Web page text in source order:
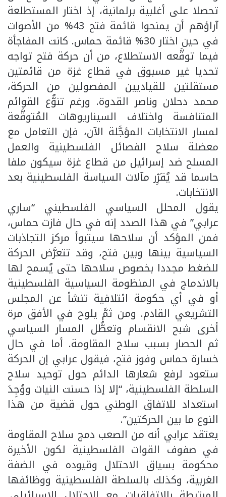
تحصلا على أغلبية برلمانية، إذ اختار المستطلعة
آراؤهم أن يمنحوا قائمة فتح 43% من الأصوات
في حين اختار 30% قائمة حماس. كانت المفاجأة
فيما توقَّعه الاستطلاع، من أن حركة فتح تواجه
تحديا غير مسبوق في قطاع غزة من قائمتين
مستقلتين للقياديين المفصولين من الحركة،
محمد دحلان وناصر القدوة. ورغم تنوُّع القوائم
المتنافسة واختلاف السيناريوهات المُتوقَّعة
لمسار الانتخابات المؤجَّلة الآن، فإن التعامل مع
معضلة سلاح الفصائل الفلسطينية والعمل
المسلح ضد إسرائيل من قطاع غزة سيكون ملفا
حاسما قد يُقرِّر مآلات السياسة الفلسطينية بعد
الانتخابات.
يقول المحلل السياسي الفلسطيني “ساري
عرابي” في هذا الصدد إنه في حال فازت حماس،
فمن المؤكد أن سلاحها سيتبوأ مركز التجاذبات
السياسية بينها وبين فتح، وقد تتعرَّض الحركة
للضغط مجددا بخصوص سلاحها حتى يُسمح لها
بالاندماج في المنظومة السياسية الفلسطينية
أو في أي حكومة ائتلافية تنشأ عن المجلس
التشريعي القادم. ومن ثمَّ يلوح في الأفق مرة
أخرى شبح الانقسام وتعطُّل المسار السياسي
ثم الحصار بسبب سلاح المقاومة. أما في حال
خسارة حماس وفوز فتح، فيقول عرابي إن الحركة
ستعود لرفع شعارها الدائم حول توحيد سلاح
السلطة الفلسطينية، “إلا إذا حسنت النيات ووُجِدَ
استعداد للاتفاق الوطني حول قضية من هذا
النوع ما بين الحركتين”.
يعتقد عرابي أنه من الصعب دمج سلاح المقاومة
في صفوف القوات الفلسطينية لكون الأخيرة
محكومة بسياق الاحتلال وقيوده في الضفة
الغربية، وكذلك بالسلطة الفلسطينية ووظائفها